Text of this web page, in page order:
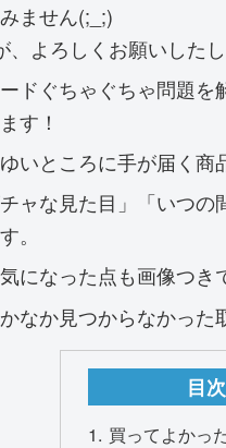
ません(;_;)
、よろしくお願いした
ドぐちゃぐちゃ問題
す！
いところに手が届く商
ャな見た目」「いつ
。
になった点も画像つき
なか見つからなかった
目次
買ってよかっ